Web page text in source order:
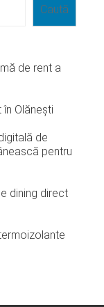
Caută
de rent a
Olănești
de
pentru
dining direct